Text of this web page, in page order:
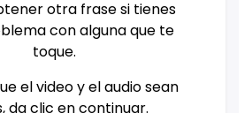
otra frase si tienes
con alguna que te
toque.
el video y el audio sean
da clic en continuar.